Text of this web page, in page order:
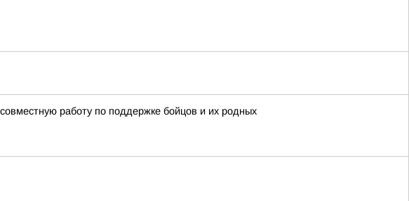
работу по поддержке бойцов и их родных